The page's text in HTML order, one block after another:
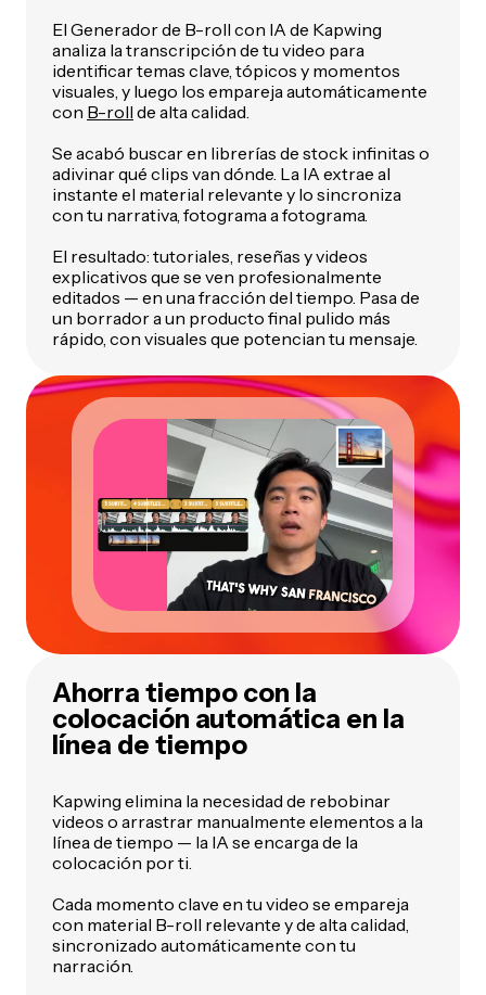
El Generador de B-roll con IA de Kapwing
analiza la transcripción de tu video para
identificar temas clave, tópicos y momentos
visuales, y luego los empareja automáticamente
con B-roll de alta calidad.
Se acabó buscar en librerías de stock infinitas o
adivinar qué clips van dónde. La IA extrae al
instante el material relevante y lo sincroniza
con tu narrativa, fotograma a fotograma.
El resultado: tutoriales, reseñas y videos
explicativos que se ven profesionalmente
editados — en una fracción del tiempo. Pasa de
un borrador a un producto final pulido más
rápido, con visuales que potencian tu mensaje.
Ahorra tiempo con la
colocación automática en la
línea de tiempo
Kapwing elimina la necesidad de rebobinar
videos o arrastrar manualmente elementos a la
línea de tiempo — la IA se encarga de la
colocación por ti.
Cada momento clave en tu video se empareja
con material B-roll relevante y de alta calidad,
sincronizado automáticamente con tu
narración.